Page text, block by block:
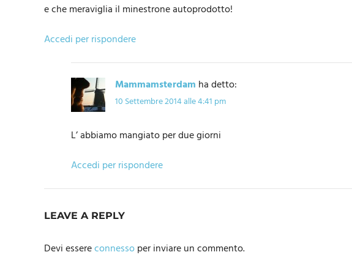
e che meraviglia il minestrone autoprodotto!
Accedi per rispondere
Mammamsterdam ha detto:
10 Settembre 2014 alle 4:41 pm
L’ abbiamo mangiato per due giorni
Accedi per rispondere
LEAVE A REPLY
Devi essereconnessoper inviare un commento.